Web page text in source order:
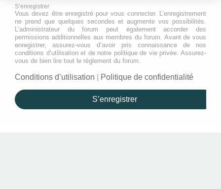
S’enregistrer
Vous devez être enregistré pour vous connecter. L’enregistrement
ne prend que quelques secondes et augmente vos possibilités.
L’administrateur du forum peut également accorder des
permissions additionnelles aux membres du forum. Avant de vous
enregistrer, assurez-vous d’avoir pris connaissance de nos
conditions d’utilisation et de notre politique de vie privée. Assurez-
vous de bien lire tout le règlement du forum.
Conditions d’utilisation Politique de confidentialité
S’enregistrer